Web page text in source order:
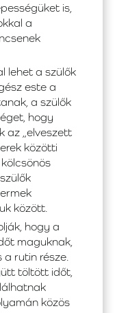
is,
a
lehet a szülők
este a
a szülők
hogy
az „elveszett
közötti
között.
hogy a
maguknak,
a rutin része.
töltött időt,
közös